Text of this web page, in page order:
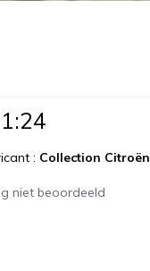
: Collection Citroën
niet beoordeeld